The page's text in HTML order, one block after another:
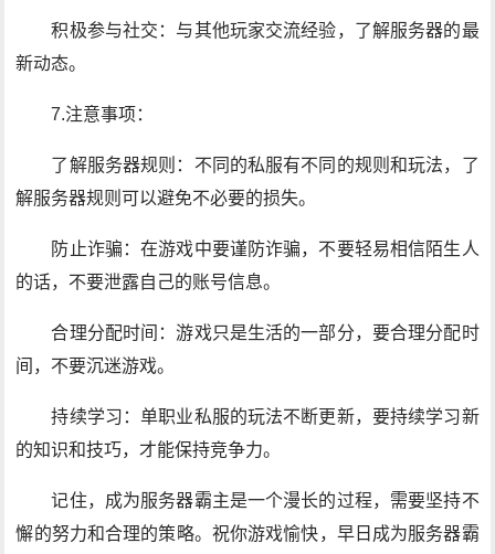
积极参与社交：与其他玩家交流经验，了解服务器的最
新动态。
7.注意事项：
了解服务器规则：不同的私服有不同的规则和玩法，了
解服务器规则可以避免不必要的损失。
防止诈骗：在游戏中要谨防诈骗，不要轻易相信陌生人
的话，不要泄露自己的账号信息。
合理分配时间：游戏只是生活的一部分，要合理分配时
间，不要沉迷游戏。
持续学习：单职业私服的玩法不断更新，要持续学习新
的知识和技巧，才能保持竞争力。
记住，成为服务器霸主是一个漫长的过程，需要坚持不
懈的努力和合理的策略。祝你游戏愉快，早日成为服务器霸